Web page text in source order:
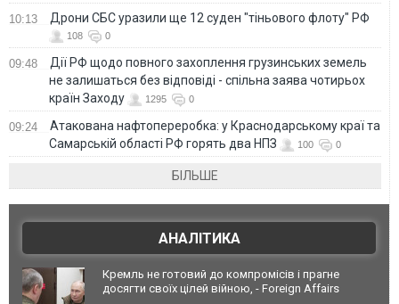
10:13 Дрони СБС уразили ще 12 суден "тіньового флоту" РФ
108 0
09:48
Дії РФ щодо повного захоплення грузинських земель
не залишаться без відповіді - спільна заява чотирьох
країн Заходу
1295 0
09:24
Атакована нафтопереробка: у Краснодарському краї та
Самарській області РФ горять два НПЗ
100 0
БІЛЬШЕ
АНАЛІТИКА
Кремль не готовий до компромісів і прагне
досягти своїх цілей війною, - Foreign Affairs